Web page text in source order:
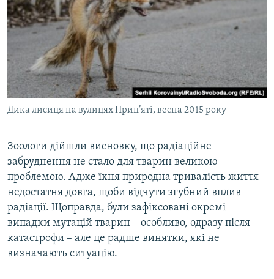
Дика лисиця на вулицях Прип’яті, весна 2015 року
Зоологи дійшли висновку, що радіаційне
забруднення не стало для тварин великою
проблемою. Адже їхня природна тривалість життя
недостатня довга, щоби відчути згубний вплив
радіації. Щоправда, були зафіксовані окремі
випадки мутацій тварин – особливо, одразу після
катастрофи – але це радше винятки, які не
визначають ситуацію.